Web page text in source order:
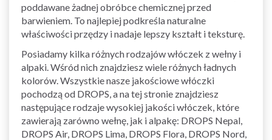
poddawane żadnej obróbce chemicznej przed
barwieniem. To najlepiej podkreśla naturalne
właściwości przędzy i nadaje lepszy kształt i teksturę.
Posiadamy kilka różnych rodzajów włóczek z wełny i
alpaki. Wśród nich znajdziesz wiele różnych ładnych
kolorów. Wszystkie nasze jakościowe włóczki
pochodzą od DROPS, a na tej stronie znajdziesz
następujące rodzaje wysokiej jakości włóczek, które
zawierają zarówno wełnę, jak i alpakę: DROPS Nepal,
DROPS Air, DROPS Lima, DROPS Flora, DROPS Nord,